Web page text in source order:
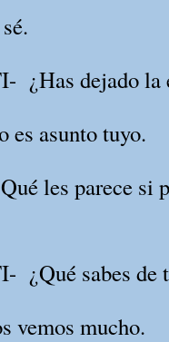
¿Has dejado la
es asunto tuyo.
les parece si
¿Qué sabes de
vemos mucho.